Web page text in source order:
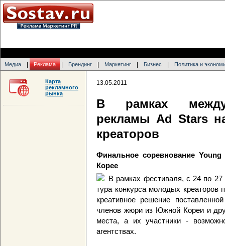
Медиа Реклама Брендинг Маркетинг Бизнес Политика и
13.05.2011
В рамках
рекламы Ad Stars
креаторов
Финальное соревнование
Корее
В рамках фестиваля, с 24 по 27
тура конкурса молодых креаторов
креативное решение
членов жюри из Южной Кореи и
места, а их участники -
агентствах.
Карта
рекламного
рынка